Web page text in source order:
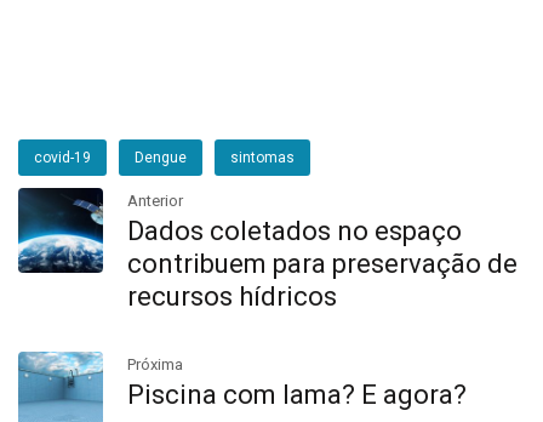
covid-19 Dengue sintomas
Anterior
Dados coletados no espaço
contribuem para preservação de
recursos hídricos
Próxima
Piscina com lama? E agora?